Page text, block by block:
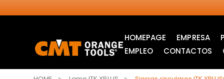
HOMEPAGE EMPRESA
EMPLEO
CONTACTOS